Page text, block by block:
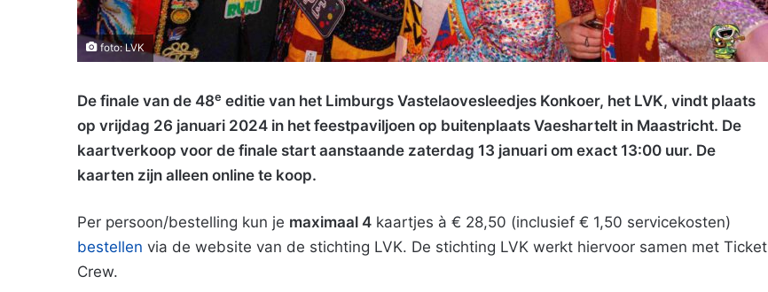
foto: LVK
De finale van de 48e editie van het Limburgs Vastelaovesleedjes Konkoer, het LVK, vindt plaats
op vrijdag 26 januari 2024 in het feestpaviljoen op buitenplaats Vaeshartelt in Maastricht. De
kaartverkoop voor de finale start aanstaande zaterdag 13 januari om exact 13:00 uur. De
kaarten zijn alleen online te koop.
Per persoon/bestelling kun je maximaal 4 kaartjes à € 28,50 (inclusief € 1,50 servicekosten)
bestellen via de website van de stichting LVK. De stichting LVK werkt hiervoor samen met Ticket
Crew.